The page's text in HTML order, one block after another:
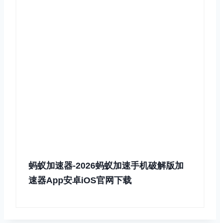
蚂蚁加速器-2026蚂蚁加速手机破解版加
速器App安卓iOS官网下载